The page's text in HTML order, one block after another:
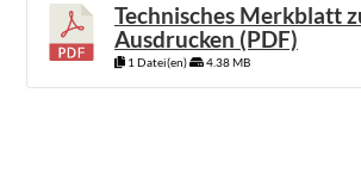
Technisches Merkblatt
Ausdrucken (PDF)
1 Datei(en) 4.38 MB